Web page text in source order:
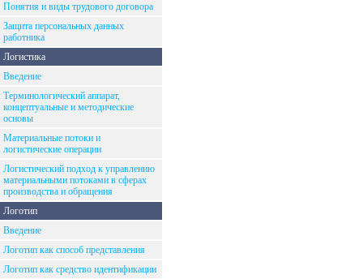
Понятия и виды трудового договора
Защита персональных данных
работника
Логистика
Введение
Терминологический аппарат,
концептуальные и методические
основы
Материальные потоки и
логистические операции
Логистический подход к управлению
материальными потоками в сферах
производства и обращения
Логотип
Введение
Логотип как способ представления
Логотип как средство идентификации